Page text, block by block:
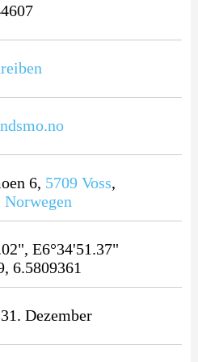
6, 5709 Voss,
Norwegen
E6°34'51.37"
6.5809361
Dezember